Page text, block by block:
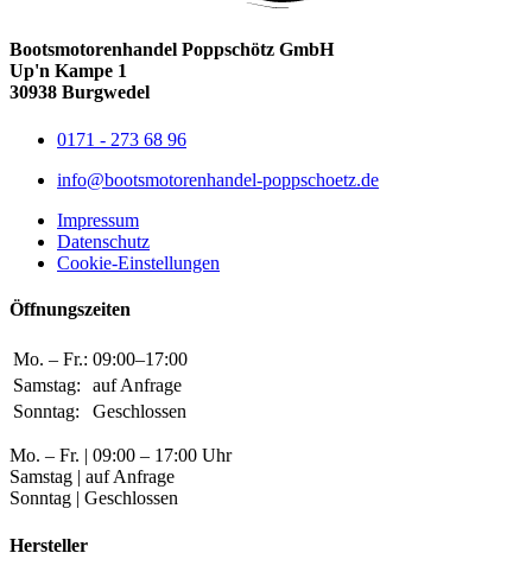
Bootsmotorenhandel Poppschötz GmbH
Up'n Kampe 1
30938 Burgwedel
0171 - 273 68 96
info@bootsmotorenhandel-poppschoetz.de
Impressum
Datenschutz
Cookie-Einstellungen
Öffnungszeiten
Mo. – Fr.: 09:00–17:00
Samstag:
auf Anfrage
Sonntag:
Geschlossen
Mo. – Fr. | 09:00 – 17:00 Uhr
Samstag | auf Anfrage
Sonntag | Geschlossen
Hersteller